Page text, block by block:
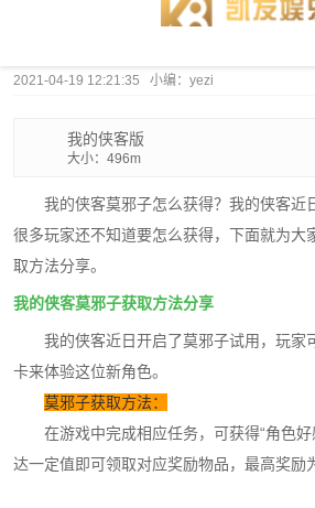
2021-04-19 12:21:35 小编：yezi
我的侠客版
大小：496m
我的侠客莫邪子怎么获得？我的侠客近
很多玩家还不知道要怎么获得，下面就为大
取方法分享。
我的侠客莫邪子获取方法分享
我的侠客近日开启了莫邪子试用，玩家
卡来体验这位新角色。
莫邪子获取方法：
在游戏中完成相应任务，可获得“角色好
达一定值即可领取对应奖励物品，最高奖励